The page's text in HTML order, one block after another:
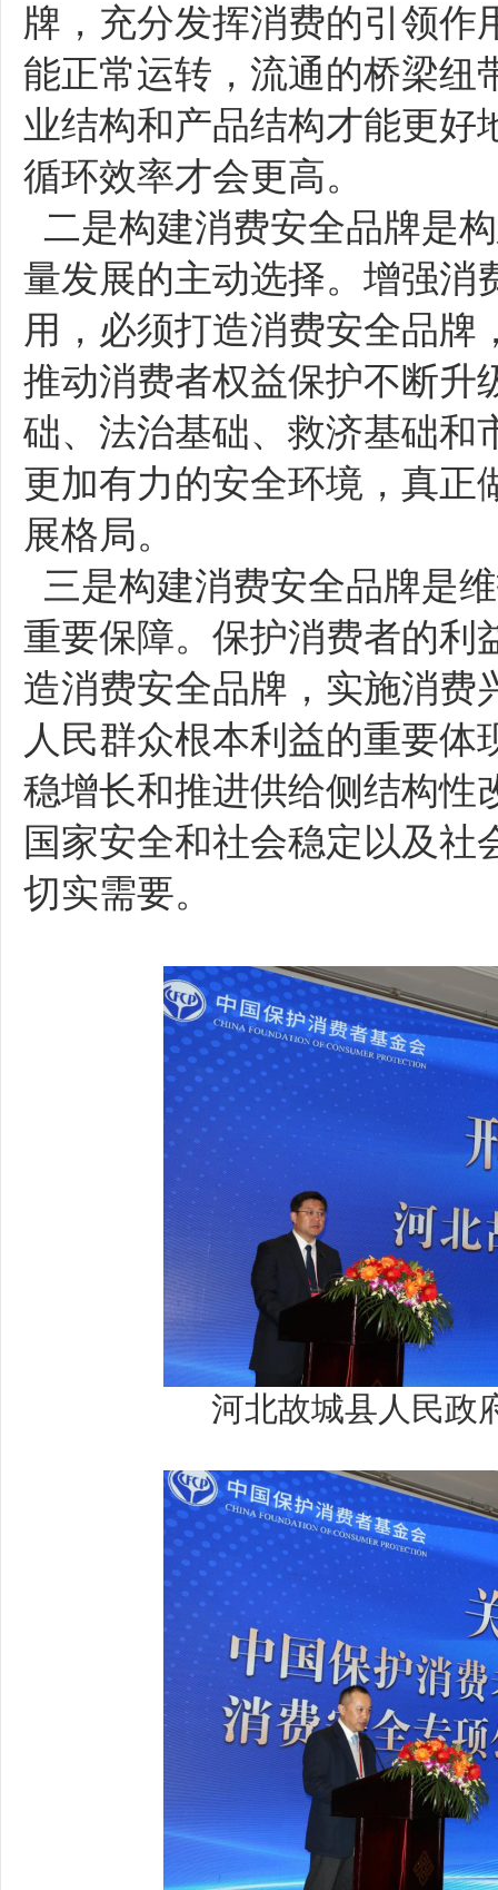
牌，充分发挥消费的引领作
能正常运转，流通的桥梁纽
业结构和产品结构才能更好
循环效率才会更高。
二是构建消费安全品牌是
量发展的主动选择。增强消
用，必须打造消费安全品牌
推动消费者权益保护不断升
础、法治基础、救济基础和
更加有力的安全环境，真正
展格局。
三是构建消费安全品牌是
重要保障。保护消费者的利
造消费安全品牌，实施消费
人民群众根本利益的重要
稳增长和推进供给侧结构性
国家安全和社会稳定以及
切实需要。
河北故城县人民政